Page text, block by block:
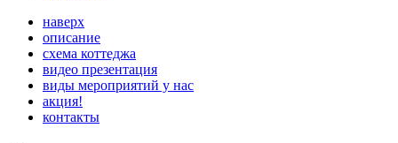
наверх
описание
схема коттеджа
видео презентация
виды мероприятий у нас
акция!
контакты